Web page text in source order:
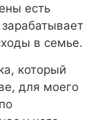
есть
в семье.
который
для моего